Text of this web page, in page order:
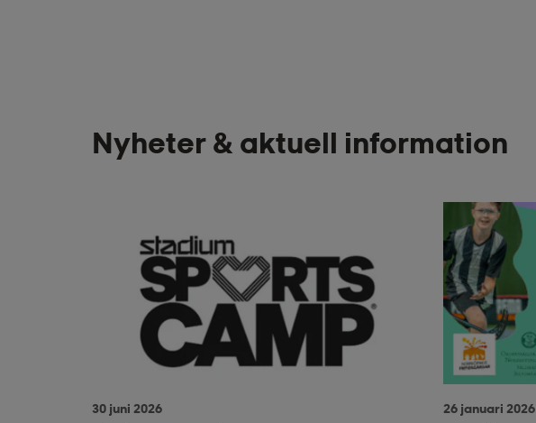
Nyheter & aktuell information
30 juni 2026 26 januari 2026